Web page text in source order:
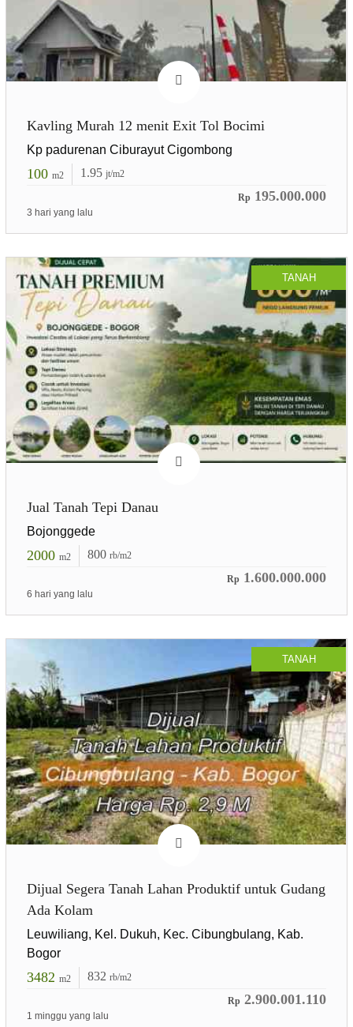
Kavling Murah 12 menit Exit Tol Bocimi
Kp padurenan Ciburayut Cigombong
100 m2 1.95 jt/m2
Rp 195.000.000
3 hari yang lalu
TANAH
Jual Tanah Tepi Danau
Bojonggede
2000 m2 800 rb/m2
Rp 1.600.000.000
6 hari yang lalu
TANAH
Dijual Segera Tanah Lahan Produktif untuk Gudang
Ada Kolam
Leuwiliang, Kel. Dukuh, Kec. Cibungbulang, Kab.
Bogor
3482 m2 832 rb/m2
Rp 2.900.001.110
1 minggu yang lalu